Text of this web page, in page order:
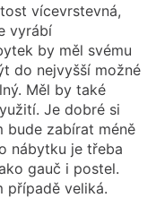
vícevrstevná,
vyrábí
by měl svému
do nejvyšší možné
Měl by také
Je dobré si
bude zabírat méně
nábytku je třeba
gauč i postel.
případě veliká.